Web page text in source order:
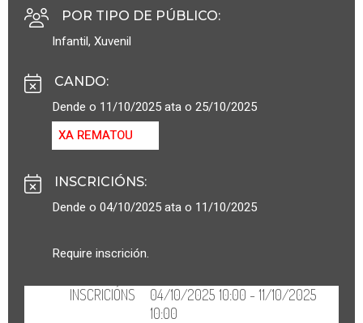
POR TIPO DE PÚBLICO:
Infantil, Xuvenil
CANDO:
Dende o 11/10/2025 ata o 25/10/2025
XA REMATOU
INSCRICIÓNS:
Dende o 04/10/2025 ata o 11/10/2025
Require inscrición.